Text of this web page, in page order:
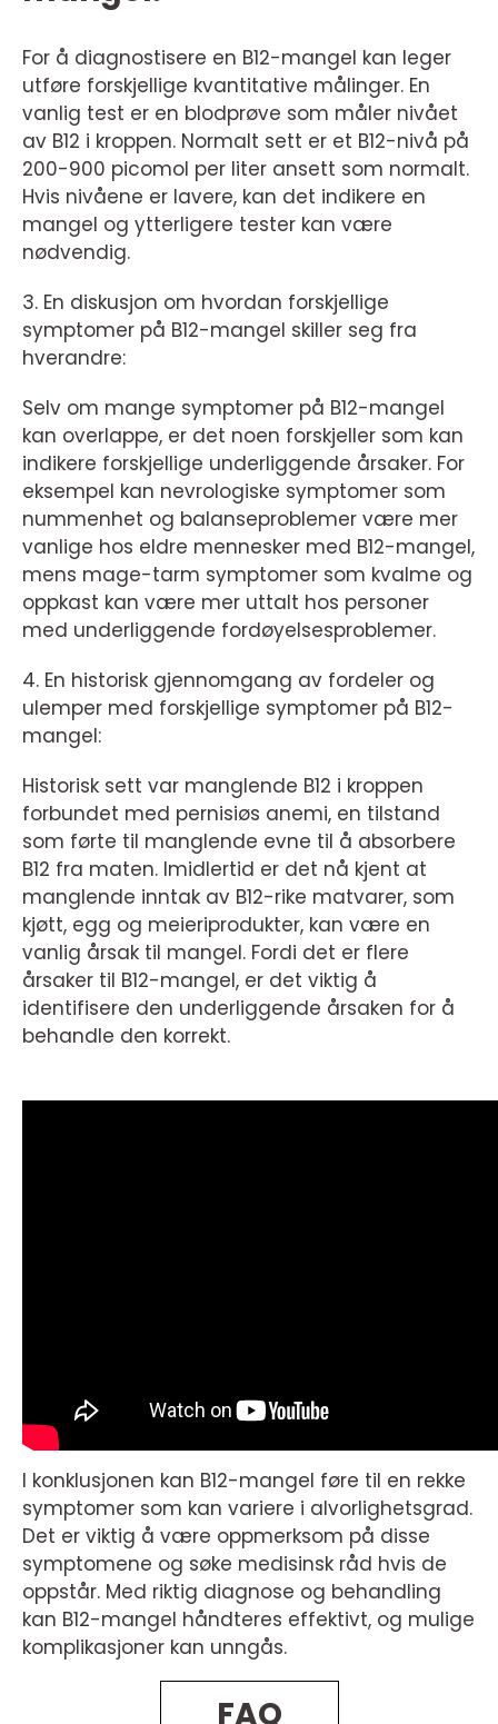
For å diagnostisere en B12-mangel kan leger
utføre forskjellige kvantitative målinger. En
vanlig test er en blodprøve som måler nivået
av B12 i kroppen. Normalt sett er et B12-nivå på
200-900 picomol per liter ansett som normalt.
Hvis nivåene er lavere, kan det indikere en
mangel og ytterligere tester kan være
nødvendig.
3. En diskusjon om hvordan forskjellige
symptomer på B12-mangel skiller seg fra
hverandre:
Selv om mange symptomer på B12-mangel
kan overlappe, er det noen forskjeller som kan
indikere forskjellige underliggende årsaker. For
eksempel kan nevrologiske symptomer som
nummenhet og balanseproblemer være mer
vanlige hos eldre mennesker med B12-mangel,
mens mage-tarm symptomer som kvalme og
oppkast kan være mer uttalt hos personer
med underliggende fordøyelsesproblemer.
4. En historisk gjennomgang av fordeler og
ulemper med forskjellige symptomer på B12-
mangel:
Historisk sett var manglende B12 i kroppen
forbundet med pernisiøs anemi, en tilstand
som førte til manglende evne til å absorbere
B12 fra maten. Imidlertid er det nå kjent at
manglende inntak av B12-rike matvarer, som
kjøtt, egg og meieriprodukter, kan være en
vanlig årsak til mangel. Fordi det er flere
årsaker til B12-mangel, er det viktig å
identifisere den underliggende årsaken for å
behandle den korrekt.
I konklusjonen kan B12-mangel føre til en rekke
symptomer som kan variere i alvorlighetsgrad.
Det er viktig å være oppmerksom på disse
symptomene og søke medisinsk råd hvis de
oppstår. Med riktig diagnose og behandling
kan B12-mangel håndteres effektivt, og mulige
komplikasjoner kan unngås.
FAQ